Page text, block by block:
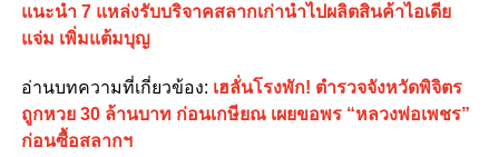
แนะนำ 7 แหล่งรับบริจาคสลากเก่านำไปผลิตสินค้าไอเดีย
แจ่ม เพิ่มแต้มบุญ
อ่านบทความที่เกี่ยวข้อง: เฮลั่นโรงพัก! ตำรวจจังหวัดพิจิตร
ถูกหวย 30 ล้านบาท ก่อนเกษียณ เผยขอพร “หลวงพ่อเพชร”
ก่อนซื้อสลากฯ